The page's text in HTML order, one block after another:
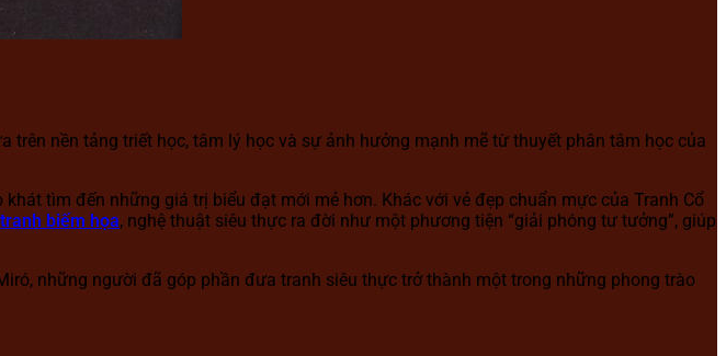
nền tảng triết học, tâm lý học và sự ảnh hưởng mạnh mẽ từ thuyết phân tâm học của
tìm đến những giá trị biểu đạt mới mẻ hơn. Khác với vẻ đẹp chuẩn mực của Tranh Cổ
tranh biếm họa, nghệ thuật siêu thực ra đời như một phương tiện “giải phóng tư tưởng”, giúp
những người đã góp phần đưa tranh siêu thực trở thành một trong những phong trào